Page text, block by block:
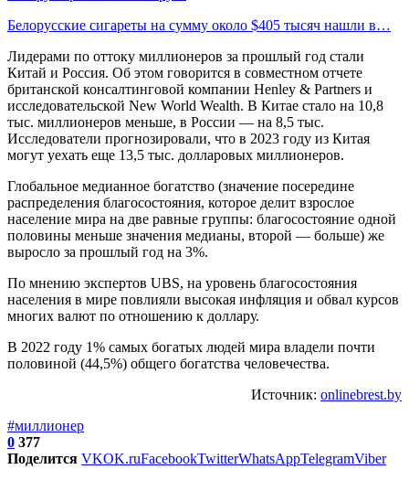
Белорусские сигареты на сумму около $405 тысяч нашли в…
Лидерами по оттоку миллионеров за прошлый год стали
Китай и Россия. Об этом говорится в совместном отчете
британской консалтинговой компании Henley & Partners и
исследовательской New World Wealth. В Китае стало на 10,8
тыс. миллионеров меньше, в России — на 8,5 тыс.
Исследователи прогнозировали, что в 2023 году из Китая
могут уехать еще 13,5 тыс. долларовых миллионеров.
Глобальное медианное богатство (значение посередине
распределения благосостояния, которое делит взрослое
население мира на две равные группы: благосостояние одной
половины меньше значения медианы, второй — больше) же
выросло за прошлый год на 3%.
По мнению экспертов UBS, на уровень благосостояния
населения в мире повлияли высокая инфляция и обвал курсов
многих валют по отношению к доллару.
В 2022 году 1% самых богатых людей мира владели почти
половиной (44,5%) общего богатства человечества.
Источник: onlinebrest.by
#миллионер
0 377
Поделится VKOK.ruFacebookTwitterWhatsAppTelegramViber